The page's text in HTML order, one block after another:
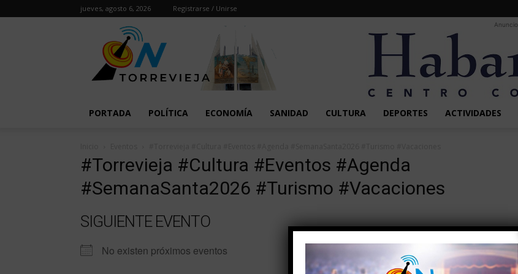
jueves, agosto 6, 2026 Registrarse / Unirse
Anuncio
PORTADA POLÍTICA ECONOMÍA SANIDAD CULTURA DEPORTES ACTIVIDADES
#Torrevieja #Cultura #Eventos #Agenda
#SemanaSanta2026 #Turismo #Vacaciones
SIGUIENTE EVENTO
No existen próximos eventos